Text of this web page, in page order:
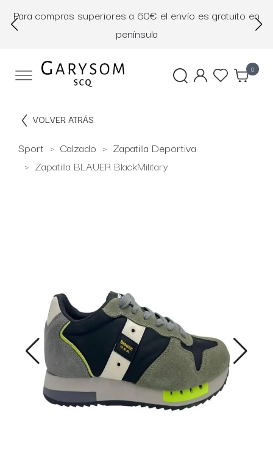
Para compras superiores a 60€ el envío es gratuito en
península
0
VOLVER ATRÁS
Sport Calzado
Zapatilla Deportiva
Zapatilla BLAUER BlackMilitary